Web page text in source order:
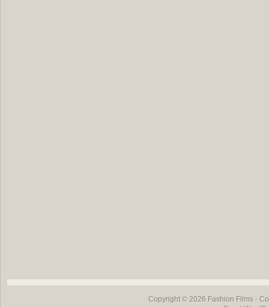
Copyright © 2026 Fashion Films-